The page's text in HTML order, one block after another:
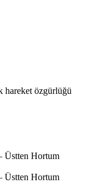
hareket özgürlüğü